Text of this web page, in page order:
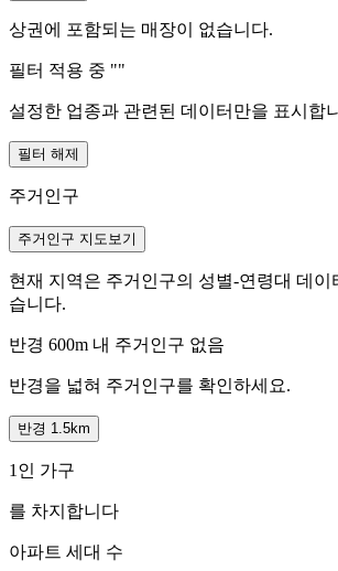
상권에 포함되는 매장이 없습니다.
필터 적용 중 ""
설정한 업종과 관련된 데이터만을 표시합
필터 해제
주거인구
주거인구 지도보기
현재 지역은 주거인구의 성별-연령대 데이
습니다.
반경 600m 내 주거인구 없음
반경을 넓혀 주거인구를 확인하세요.
반경 1.5km
1인 가구
를 차지합니다
아파트 세대 수